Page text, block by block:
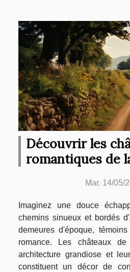
Découvrir les
romantiques de
les couplesMar. 14/05/
Imaginez une douce
chemins sinueux et bordés
demeures d'époque,
romance. Les châteaux
architecture grandiose et
constituent un décor de